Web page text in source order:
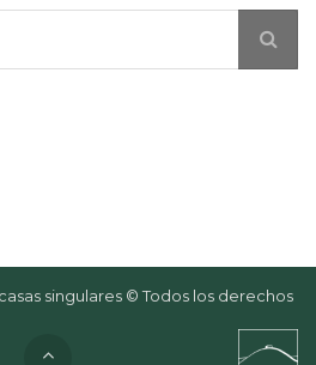
singulares © Todos los derechos